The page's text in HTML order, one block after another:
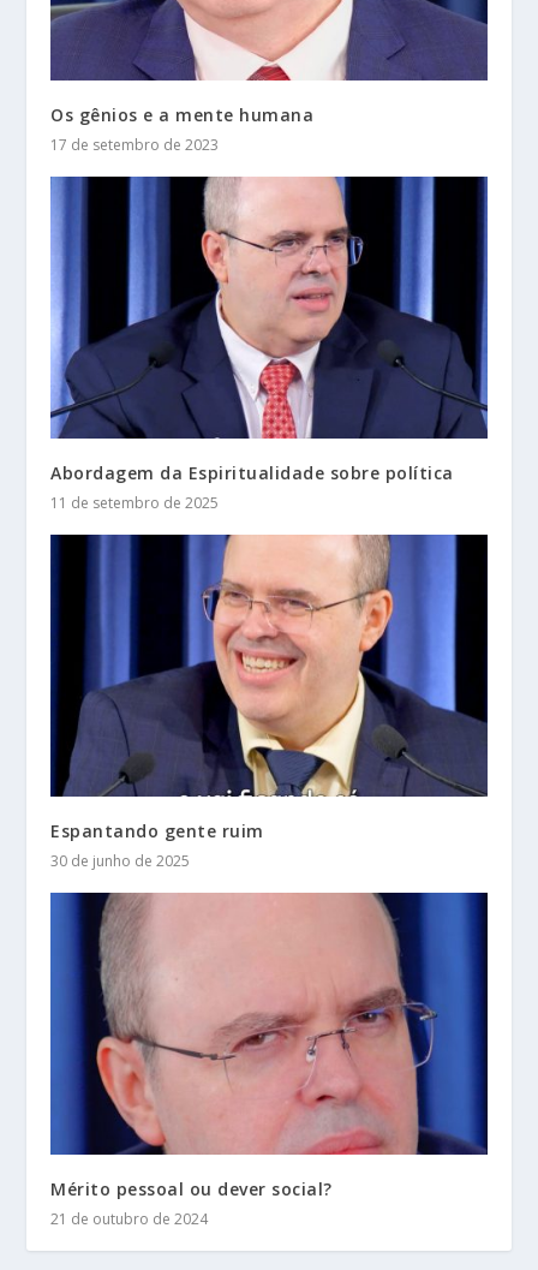
Os gênios e a mente humana
17 de setembro de 2023
Abordagem da Espiritualidade sobre política
11 de setembro de 2025
Espantando gente ruim
30 de junho de 2025
Mérito pessoal ou dever social?
21 de outubro de 2024